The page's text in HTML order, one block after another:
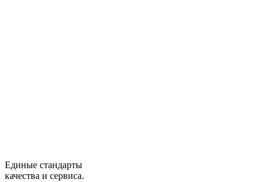
Единые стандарты
качества и сервиса.